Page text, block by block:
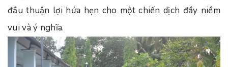
đầu thuận lợi hứa hẹn cho một chiến dịch đầy niềm
vui và ý nghĩa.